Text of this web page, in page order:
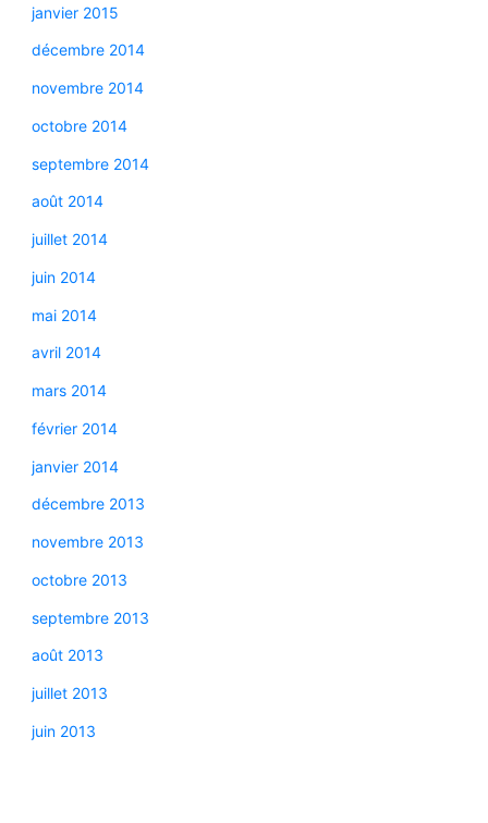
janvier 2015
décembre 2014
novembre 2014
octobre 2014
septembre 2014
août 2014
juillet 2014
juin 2014
mai 2014
avril 2014
mars 2014
février 2014
janvier 2014
décembre 2013
novembre 2013
octobre 2013
septembre 2013
août 2013
juillet 2013
juin 2013